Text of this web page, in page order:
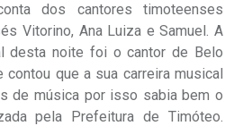
dos cantores timoteenses
Vitorino, Ana Luiza e Samuel. A
desta noite foi o cantor de Belo
contou que a sua carreira musical
de música por isso sabia bem o
pela Prefeitura de Timóteo.